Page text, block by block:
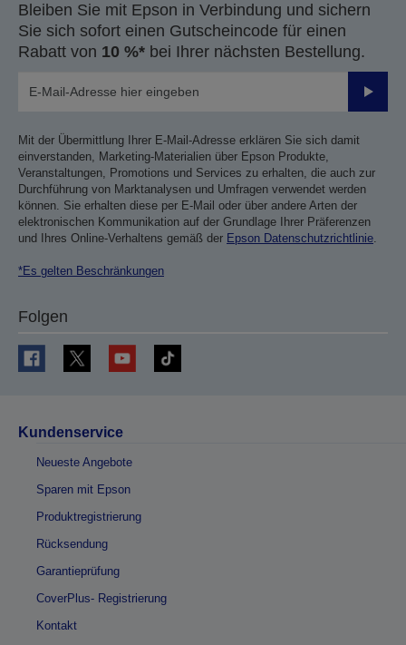
Bleiben Sie mit Epson in Verbindung und sichern
Sie sich sofort einen Gutscheincode für einen
Rabatt von 10 %* bei Ihrer nächsten Bestellung.
Mit der Übermittlung Ihrer E-Mail-Adresse erklären Sie sich damit
einverstanden, Marketing-Materialien über Epson Produkte,
Veranstaltungen, Promotions und Services zu erhalten, die auch zur
Durchführung von Marktanalysen und Umfragen verwendet werden
können. Sie erhalten diese per E-Mail oder über andere Arten der
elektronischen Kommunikation auf der Grundlage Ihrer Präferenzen
und Ihres Online-Verhaltens gemäß der Epson Datenschutzrichtlinie.
*Es gelten Beschränkungen
Folgen
Kundenservice
Neueste Angebote
Sparen mit Epson
Produktregistrierung
Rücksendung
Garantieprüfung
CoverPlus- Registrierung
Kontakt